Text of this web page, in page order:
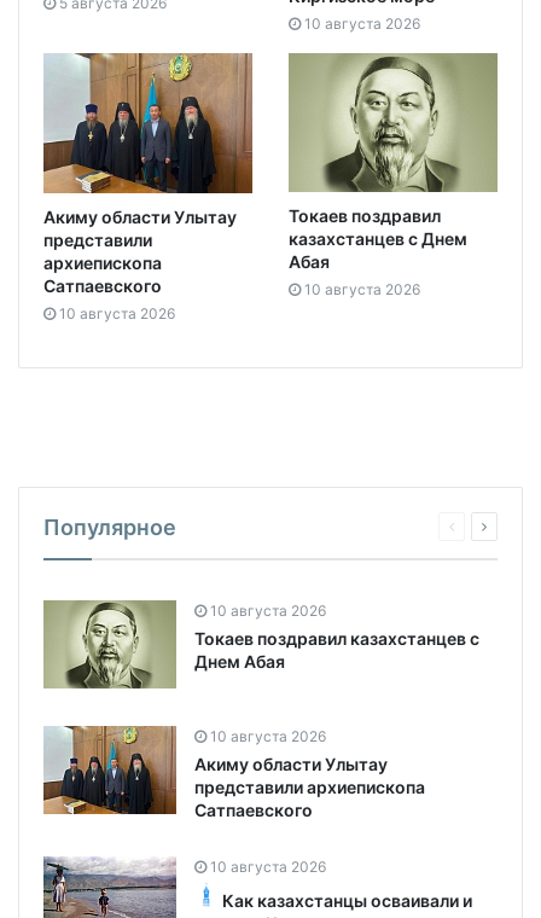
10 августа 2026
Акиму области Улытау
представили
архиепископа
Сатпаевского
10 августа 2026
Токаев поздравил
казахстанцев с Днем
Абая
10 августа 2026
Популярное
10 августа 2026
Токаев поздравил казахстанцев с
Днем Абая
10 августа 2026
Акиму области Улытау
представили архиепископа
Сатпаевского
10 августа 2026
Как казахстанцы осваивали и